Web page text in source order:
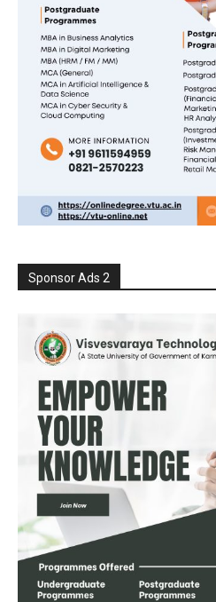
Sponsor Ads 2